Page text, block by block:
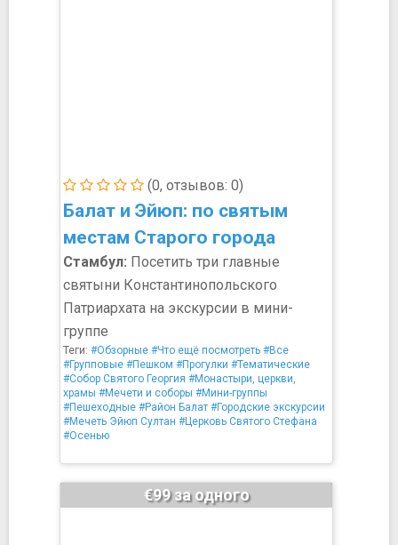
(0, отзывов: 0)
Балат и Эйюп: по святым
местам Старого города
Стамбул: Посетить три главные
святыни Константинопольского
Патриархата на экскурсии в мини-
группе
Теги: #Обзорные #Что ещё посмотреть #Все
#Групповые #Пешком #Прогулки #Тематические
#Собор Святого Георгия #Монастыри, церкви,
храмы #Мечети и соборы #Мини-группы
#Пешеходные #Район Балат #Городские экскурсии
#Мечеть Эйюп Султан #Церковь Святого Стефана
#Осенью
€99 за одного